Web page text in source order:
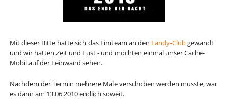
Mit dieser Bitte hatte sich das Fimteam an den Landy-Clubgewandt
und wir hatten Zeit und Lust - und möchten einmal unser Cache-
Mobil auf der Leinwand sehen.
Nachdem der Termin mehrere Male verschoben werden musste, war
es dann am 13.06.2010 endlich soweit.